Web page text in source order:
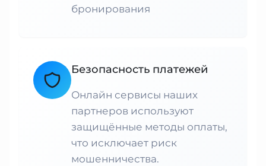
бронирования
Безопасность платежей
Онлайн сервисы наших
партнеров используют
защищённые методы оплаты,
что исключает риск
мошенничества.